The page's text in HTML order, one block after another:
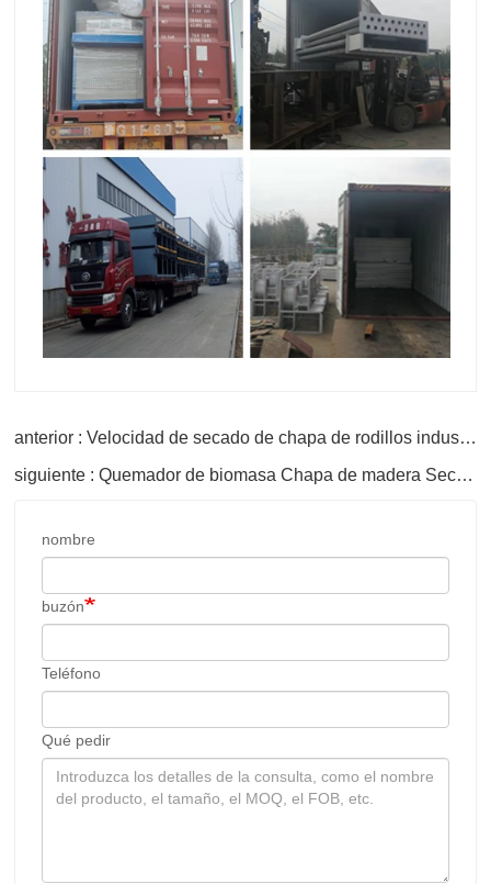
anterior : Velocidad de secado de chapa de rodillos industriales
siguiente : Quemador de biomasa Chapa de madera Secador de rodillos Productos
nombre
buzón
Teléfono
Qué pedir